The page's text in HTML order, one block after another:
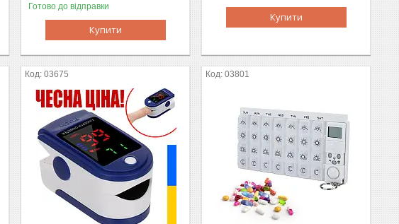
Готово до відправки
Купити
Купити
03675 03801